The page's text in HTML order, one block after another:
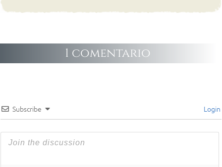
1 comentario
Subscribe Login